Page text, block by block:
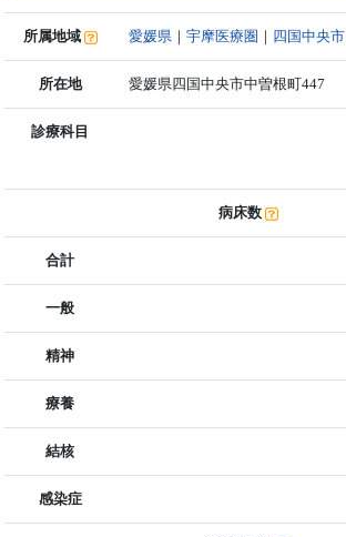
所属地域 愛媛県 ｜宇摩医療圏 ｜ 四国中央市
所在地 愛媛県四国中央市中曽根町447
診療科目
病床数
合計
一般
精神
療養
結核
感染症